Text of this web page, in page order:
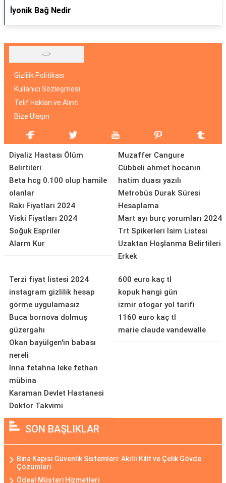
İyonik Bağ Nedir
Gizlilik Politikası
Kullanıcı Sözleşmesi
Telif Hakları ve Alıntı
Bize Ulaşın
Diyaliz Hastası Ölüm
Belirtileri
Beta hcg 0.100 olup hamile
olanlar
Rakı Fiyatları 2024
Viski Fiyatları 2024
Soğuk Espriler
Alarm Kur
Muzaffer Cangure
Cübbeli ahmet hocanın
hatim duası yazılı
Metrobüs Durak Süresi
Hesaplama
Mart ayı burç yorumları 2024
Trt Spikerleri İsim Listesi
Uzaktan Hoşlanma Belirtileri
Erkek
Terzi fiyat listesi 2024
instagram gizlilik hesap
görme uygulamasız
Buca bornova dolmuş
güzergahı
Okan bayülgen'in babası
nereli
İnna fetahna leke fethan
mübina
Karaman Devlet Hastanesi
Doktor Takvimi
600 euro kaç tl
kopuk hangi gün
izmir otogar yol tarifi
1160 euro kaç tl
marie claude vandewalle
SON BAŞLIKLAR
Bina Kapısı Güvenlik Sistemleri: Akıllı Kilit ve Çelik Gövde
Çözümleri
Ödeal Müşteri Hizmetleri